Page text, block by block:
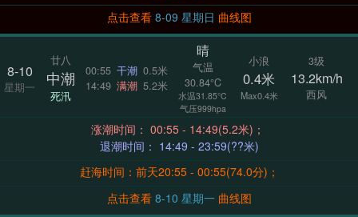
点击查看
8-09 星期日 曲线图
8-10
星期一
廿八
中潮
死汛
00:55 干潮 0.5米
14:49 满潮 5.2米
晴
气温
30.84°C
水温31.85°C
气压999hpa
小浪
0.4米
Max0.4米
3级
13.2km/h
西风
涨潮时间： 00:55 - 14:49(5.2米)；
退潮时间： 14:49 - 23:59(??米)
赶海时间：前天20:55 - 00:55(74.0分)；
点击查看
8-10 星期一 曲线图